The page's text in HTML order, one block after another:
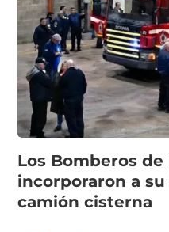
Los Bomberos de
incorporaron a
camión cisterna